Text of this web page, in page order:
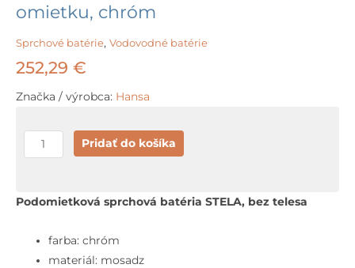
omietku, chróm
Sprchové batérie, Vodovodné batérie
252,29 €
Značka / výrobca: Hansa
množstvo
Hansa
Sprchová
pod
omietku,
Pridať do košíka
Podomietková sprchová batéria STELA, bez telesa
farba: chróm
materiál: mosadz